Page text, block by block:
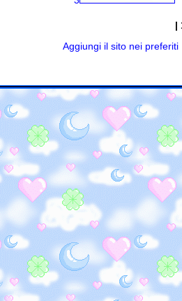
|
Aggiungi il sito nei preferiti